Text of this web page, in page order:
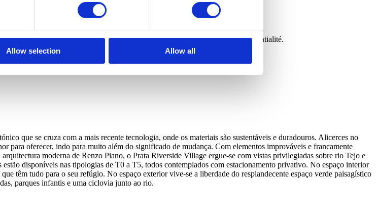
Allow selection Allow all
de vous informer sur des propriétés conformément à sa politique de confidentialité.
que se cruza com a mais recente tecnologia, onde os materiais são sustentáveis e duradouros. Alicerces no
para oferecer, indo para muito além do significado de mudança. Com elementos improváveis e francamente
moderna de Renzo Piano, o Prata Riverside Village ergue-se com vistas privilegiadas sobre rio Tejo e
disponíveis nas tipologias de T0 a T5, todos contemplados com estacionamento privativo. No espaço interior
têm tudo para o seu refúgio. No espaço exterior vive-se a liberdade do resplandecente espaço verde paisagístico
parques infantis e uma ciclovia junto ao rio.